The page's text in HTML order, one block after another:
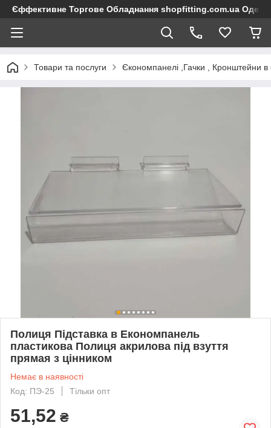
Єффективне Торгове Обладнання shopfitting.com.ua Одеса
Товари та послуги Єкономпанелі ,Гачки , Кронштейни
Полиця Підставка в Економпанель
пластикова Полиця акрилова під взуття
прямая з цінником
Немає в наявності
Код: ПЭ-25
Тільки опт
51,52 ₴